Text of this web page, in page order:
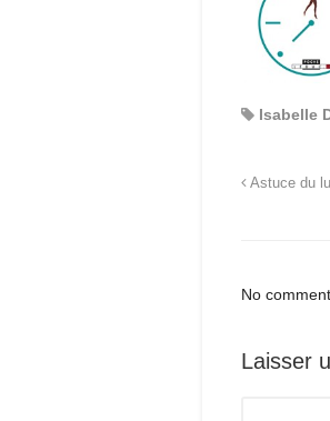
Isabelle
Astuce du
No
Laisser